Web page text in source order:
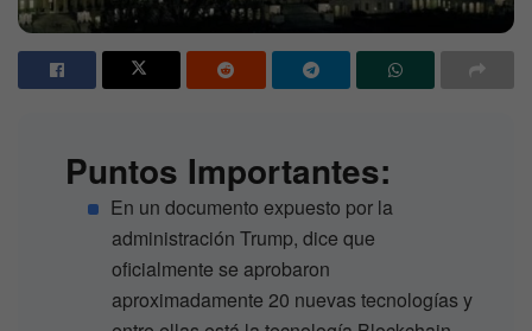
Puntos Importantes:
En un documento expuesto por la
administración Trump, dice que
oficialmente se aprobaron
aproximadamente 20 nuevas tecnologías y